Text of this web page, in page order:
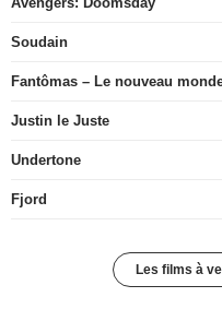
Soudain
Fantômas – Le nouveau
Justin le Juste
Undertone
Fjord
Les films à